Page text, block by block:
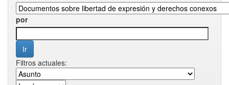
por
Filtros actuales: